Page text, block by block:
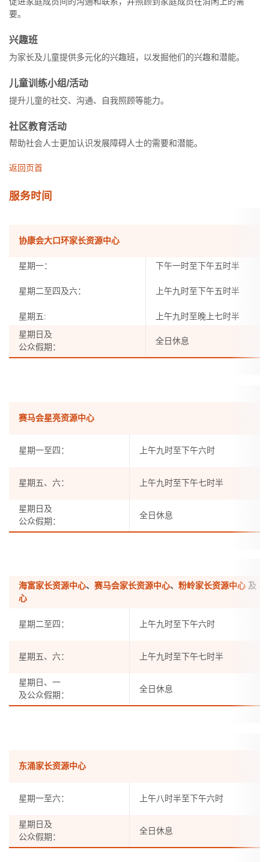
要。
兴趣班
为家长及儿童提供多元化的兴趣班，以发掘他们的兴趣和潜能。
儿童训练小组/活动
提升儿童的社交、沟通、自我照顾等能力。
社区教育活动
帮助社会人士更加认识发展障碍人士的需要和潜能。
返回页首
服务时间
协康会大口环家长资源中心
星期一：
星期二至四及六：
星期五:
下午一时至下午五时半
上午九时至下午五时半
上午九时至晚上七时半
星期日及
公众假期：
全日休息
赛马会星亮资源中心
星期一至四： 上午九时至下午六时
星期五、六： 上午九时至下午七时半
星期日及
公众假期：
全日休息
海富家长资源中心、 赛马会家长资源中心、 粉岭家长资源中心及
心
星期二至四： 上午九时至下午六时
星期五、六： 上午九时至下午七时半
星期日、一
及公众假期：
全日休息
东涌家长资源中心
星期一至六： 上午八时半至下午六时
星期日及
公众假期：
全日休息